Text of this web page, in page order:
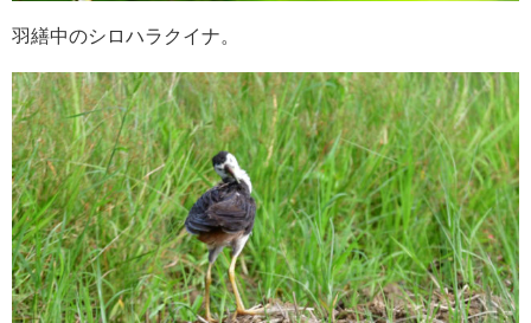
羽繕中のシロハラクイナ。